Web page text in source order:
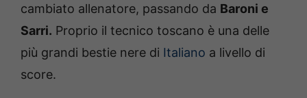
cambiato allenatore, passando da Baroni e
Sarri. Proprio il tecnico toscano è una delle
più grandi bestie nere di Italiano a livello di
score.